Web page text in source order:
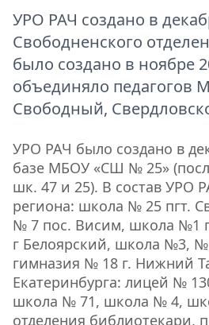
УРО РАЧ создано в
Свободненского
было создано в ноябре
объединяло педагогов
Свободный,
УРО РАЧ было создано в
базе МБОУ «СШ № 25»
шк. 47 и 25). В состав УРО
региона: школа № 25 пгт.
№ 7 пос. Висим, школа №1
г Белоярский, школа №3, №
гимназия № 18 г. Нижний
Екатеринбурга: лицей №
школа № 71, школа № 4,
отделения библиотекари,